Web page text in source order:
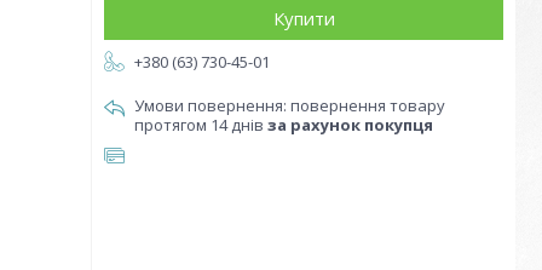
Купити
+380 (63) 730-45-01
повернення товару
протягом 14 днів за рахунок покупця